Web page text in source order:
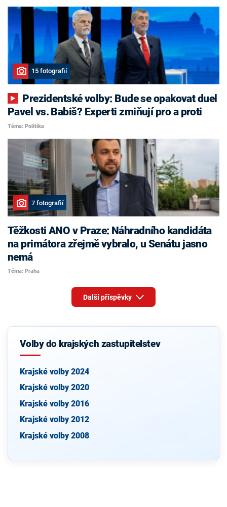
15 fotografií
Pavel vs. Babiš? Experti zmiňují pro a proti
Téma: Politika
7 fotografií
Těžkosti ANO v Praze: Náhradního kandidáta
na primátora zřejmě vybralo, u Senátu jasno
nemá
Téma: Praha
Další příspěvky
Volby do krajských zastupitelstev
Krajské volby 2024
Krajské volby 2020
Krajské volby 2016
Krajské volby 2012
Krajské volby 2008